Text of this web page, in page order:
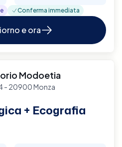
Conferma immediata
e ora
Modoetia
- 20900 Monza
+ Ecografia